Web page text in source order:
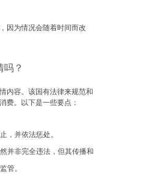
因为情况会随着时间而改
吗？
内容。该国有法律来规范和
费。以下是一些要点：
，并依法惩处。
并非完全违法，但其传播和
管。